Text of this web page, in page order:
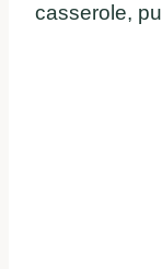
casserole,